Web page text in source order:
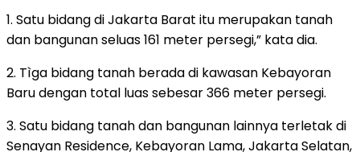
1. Satu bidang di Jakarta Barat itu merupakan tanah
dan bangunan seluas 161 meter persegi,” kata dia.
2. Tìga bidang tanah berada di kawasan Kebayoran
Baru dengan total luas sebesar 366 meter persegi.
3. Satu bidang tanah dan bangunan lainnya terletak di
Senayan Residence, Kebayoran Lama, Jakarta Selatan,